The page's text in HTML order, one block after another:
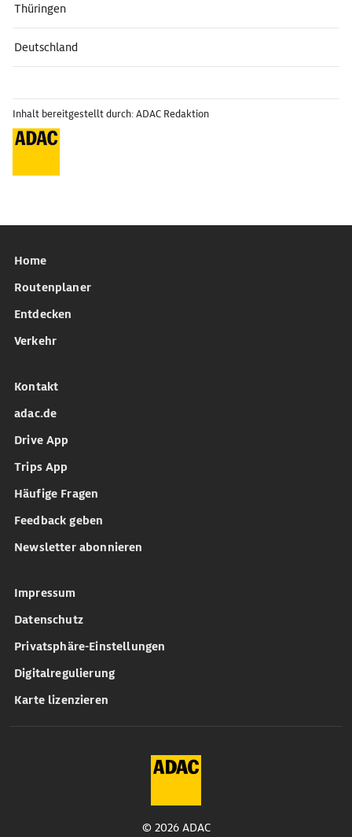
Thüringen
Deutschland
Inhalt bereitgestellt durch: ADAC Redaktion
Home
Routenplaner
Entdecken
Verkehr
Kontakt
adac.de
Drive App
Trips App
Häufige Fragen
Feedback geben
Newsletter abonnieren
Impressum
Datenschutz
Privatsphäre-Einstellungen
Digitalregulierung
Karte lizenzieren
© 2026 ADAC